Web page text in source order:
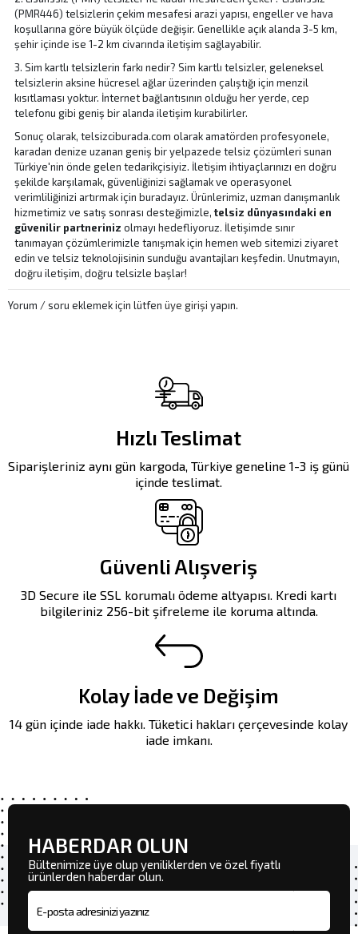
(PMR446) telsizlerin çekim mesafesi arazi yapısı, engeller ve hava
koşullarına göre büyük ölçüde değişir. Genellikle açık alanda 3-5 km,
şehir içinde ise 1-2 km civarında iletişim sağlayabilir.
3. Sim kartlı telsizlerin farkı nedir? Sim kartlı telsizler, geleneksel
telsizlerin aksine hücresel ağlar üzerinden çalıştığı için menzil
kısıtlaması yoktur. İnternet bağlantısının olduğu her yerde, cep
telefonu gibi geniş bir alanda iletişim kurabilirler.
Sonuç olarak, telsizciburada.com olarak amatörden profesyonele,
karadan denize uzanan geniş bir yelpazede telsiz çözümleri sunan
Türkiye'nin önde gelen tedarikçisiyiz. İletişim ihtiyaçlarınızı en doğru
şekilde karşılamak, güvenliğinizi sağlamak ve operasyonel
verimliliğinizi artırmak için buradayız. Ürünlerimiz, uzman danışmanlık
hizmetimiz ve satış sonrası desteğimizle,telsiz dünyasındaki en
güvenilir partneriniz olmayı hedefliyoruz. İletişimde sınır
tanımayan çözümlerimizle tanışmak için hemen web sitemizi ziyaret
edin ve telsiz teknolojisinin sunduğu avantajları keşfedin. Unutmayın,
doğru iletişim, doğru telsizle başlar!
Yorum / soru eklemek için lütfenüye girişiyapın.
Hızlı Teslimat
Siparişleriniz aynı gün kargoda, Türkiye geneline 1-3 iş günü
içinde teslimat.
Güvenli Alışveriş
3D Secure ile SSL korumalı ödeme altyapısı. Kredi kartı
bilgileriniz 256-bit şifreleme ile koruma altında.
Kolay İade ve Değişim
14 gün içinde iade hakkı. Tüketici hakları çerçevesinde kolay
iade imkanı.
HABERDAR OLUN
Bültenimize üye olup yeniliklerden ve özel fiyatlı
ürünlerden haberdar olun.
E-posta adresi